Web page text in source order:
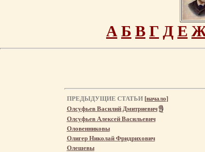
А Б В Г Д Е
ПРЕДЫДУЩИЕ СТАТЬИ [начало]
Олсуфьев Василий Дмитриевич
Олсуфьев Алексей Васильевич
Оловенниковы
Олигер Николай Фридрихович
Олешевы